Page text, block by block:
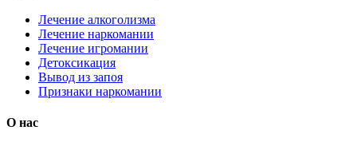
Лечение алкоголизма
Лечение наркомании
Лечение игромании
Детоксикация
Вывод из запоя
Признаки наркомании
О нас